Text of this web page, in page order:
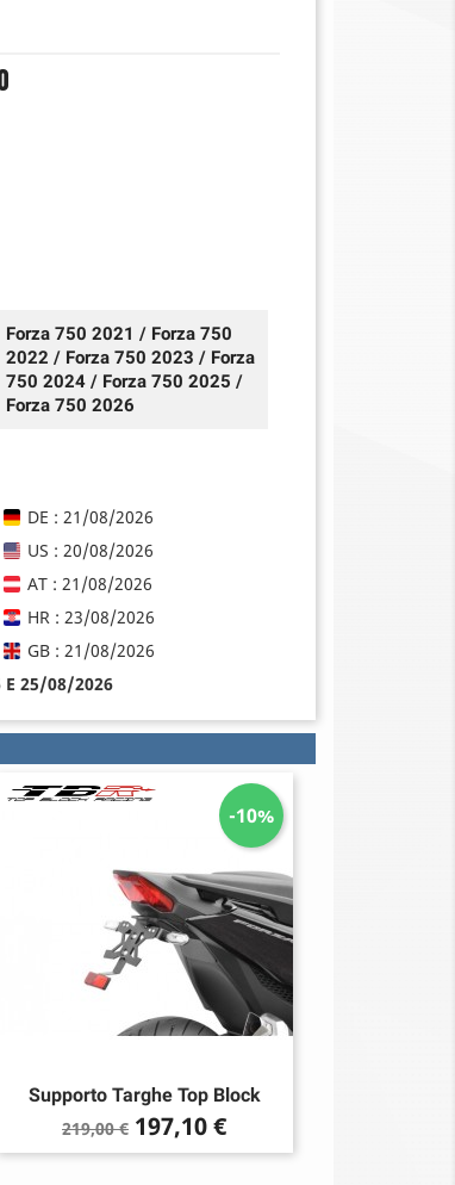
Forza 750 2021 / Forza 750
2022 / Forza 750 2023 / Forza
750 2024 / Forza 750 2025 /
Forza 750 2026
DE : 21/08/2026
US : 20/08/2026
AT : 21/08/2026
HR : 23/08/2026
GB : 21/08/2026
25/08/2026
Supporto Targhe Top Block
Prezzo
base
219,00 € Prezzo
197,10 €
-10%